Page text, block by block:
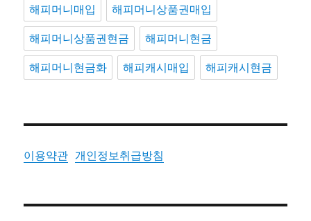
해피머니매입 해피머니상품권매입
해피머니상품권현금 해피머니현금
해피머니현금화 해피캐시매입 해피캐시현금
이용약관 개인정보취급방침